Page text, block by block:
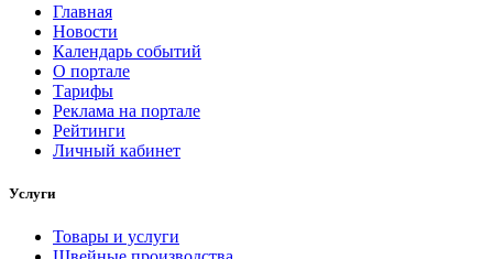
Главная
Новости
Календарь событий
О портале
Тарифы
Реклама на портале
Рейтинги
Личный кабинет
Услуги
Товары и услуги